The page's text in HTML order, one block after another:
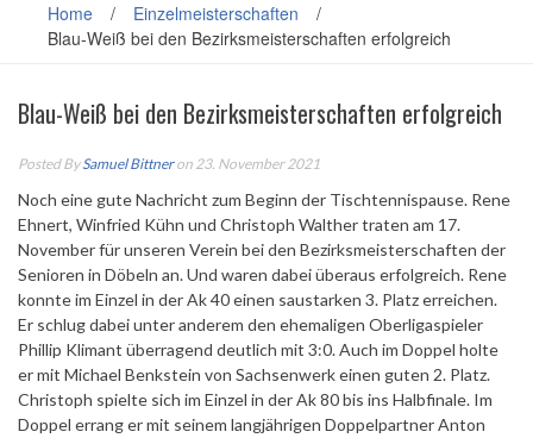
Home / Einzelmeisterschaften
/
Blau-Weiß bei den Bezirksmeisterschaften erfolgreich
Blau-Weiß bei den Bezirksmeisterschaften erfolgreich
Posted BySamuel Bittneron 23. November 2021
Noch eine gute Nachricht zum Beginn der Tischtennispause. Rene
Ehnert, Winfried Kühn und Christoph Walther traten am 17.
November für unseren Verein bei den Bezirksmeisterschaften der
Senioren in Döbeln an. Und waren dabei überaus erfolgreich. Rene
konnte im Einzel in der Ak 40 einen saustarken 3. Platz erreichen.
Er schlug dabei unter anderem den ehemaligen Oberligaspieler
Phillip Klimant überragend deutlich mit 3:0. Auch im Doppel holte
er mit Michael Benkstein von Sachsenwerk einen guten 2. Platz.
Christoph spielte sich im Einzel in der Ak 80 bis ins Halbfinale. Im
Doppel errang er mit seinem langjährigen Doppelpartner Anton